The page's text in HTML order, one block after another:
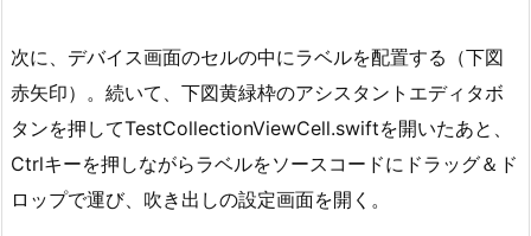
次に、デバイス画面のセルの中にラベルを配置する（下図
赤矢印）。続いて、下図黄緑枠のアシスタントエディタボ
タンを押してTestCollectionViewCell.swiftを開いたあと、
Ctrlキーを押しながらラベルをソースコードにドラッグ＆ド
ロップで運び、吹き出しの設定画面を開く。